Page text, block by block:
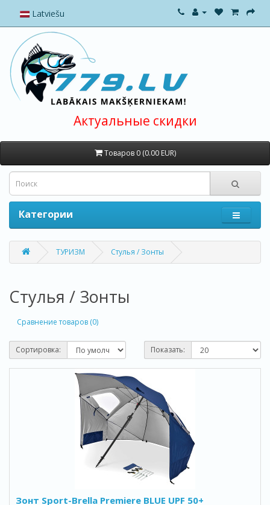
Latviešu
Актуальные скидки
Товаров 0 (0.00 EUR)
Категории
ТУРИЗМ Стулья / Зонты
Стулья / Зонты
Сравнение товаров (0)
Сортировка: Показать:
Зонт Sport-Brella Premiere BLUE UPF 50+